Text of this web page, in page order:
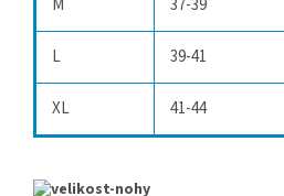
M 37-39
L 39-41
XL 41-44